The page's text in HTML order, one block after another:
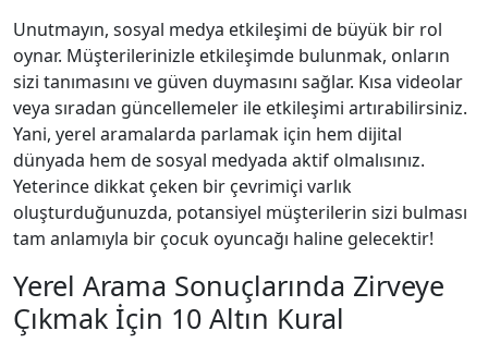
Unutmayın, sosyal medya etkileşimi de büyük bir rol
oynar. Müşterilerinizle etkileşimde bulunmak, onların
sizi tanımasını ve güven duymasını sağlar. Kısa videolar
veya sıradan güncellemeler ile etkileşimi artırabilirsiniz.
Yani, yerel aramalarda parlamak için hem dijital
dünyada hem de sosyal medyada aktif olmalısınız.
Yeterince dikkat çeken bir çevrimiçi varlık
oluşturduğunuzda, potansiyel müşterilerin sizi bulması
tam anlamıyla bir çocuk oyuncağı haline gelecektir!
Yerel Arama Sonuçlarında Zirveye
Çıkmak İçin 10 Altın Kural